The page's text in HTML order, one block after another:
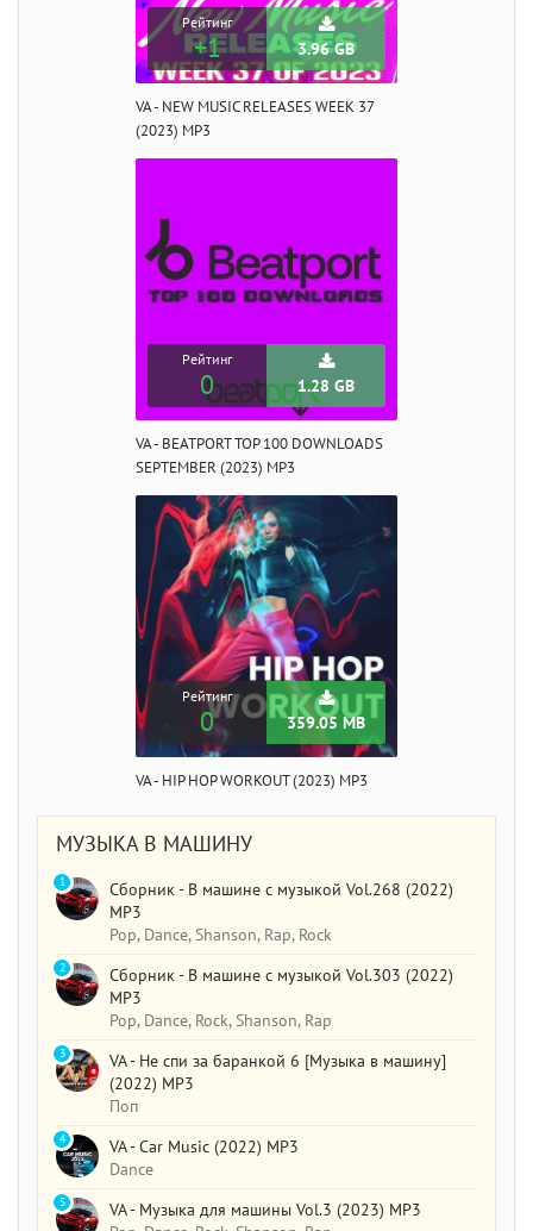
Рейтинг
+1 3.96 GB
VA - NEW MUSIC RELEASES WEEK 37
(2023) MP3
Рейтинг
0 1.28 GB
VA - BEATPORT TOP 100 DOWNLOADS
SEPTEMBER (2023) MP3
Рейтинг
0 359.05 MB
VA - HIP HOP WORKOUT (2023) MP3
МУЗЫКА В МАШИНУ
Сборник - В машине с музыкой Vol.268 (2022)
MP3
Pop, Dance, Shanson, Rap, Rock
1
Сборник - В машине с музыкой Vol.303 (2022)
MP3
Pop, Dance, Rock, Shanson, Rap
2
VA - Не спи за баранкой 6 [Музыка в машину]
(2022) MP3
Поп
3
VA - Car Music (2022) MP3
Dance
4
VA - Музыка для машины Vol.3 (2023) MP3
5